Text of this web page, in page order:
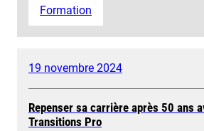
Formation
19 novembre 2024
Repenser sa carrière après 50 ans
Transitions Pro